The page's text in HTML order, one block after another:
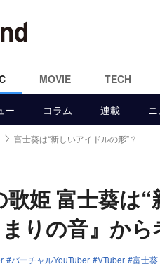
MOVIE TECH
ー コラム 連載
富士葵は“新しいアイドルの形”？
歌姫 富士葵は
りの音』から
バーチャルYouTuber VTuber 富士葵